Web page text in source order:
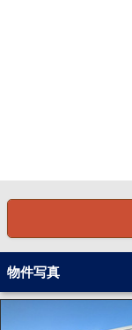
物件写真